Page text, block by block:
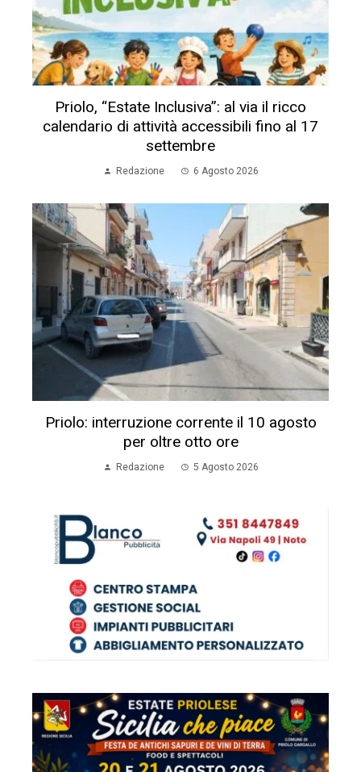
Priolo, “Estate Inclusiva”: al via il ricco
calendario di attività accessibili fino al 17
settembre
Redazione 6 Agosto 2026
Priolo: interruzione corrente il 10 agosto
per oltre otto ore
Redazione 5 Agosto 2026